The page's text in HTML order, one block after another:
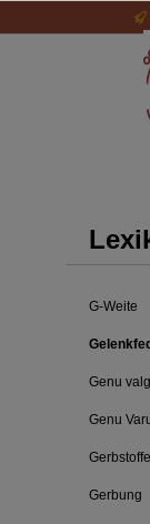
G-Weite
Genu
Genu
Gerbstoffe
Gerbung